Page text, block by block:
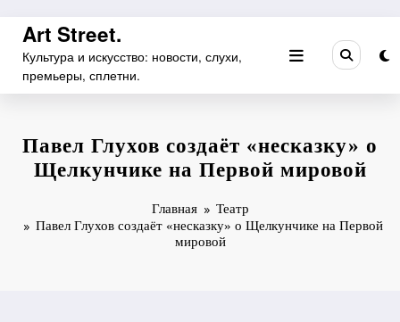
Перейти
содержимому
Art Street.
Культура и искусство: новости, слухи,
премьеры, сплетни.
Павел Глухов создаёт «несказку» о
Щелкунчике на Первой мировой
Главная
Театр
Павел Глухов создаёт «несказку» о Щелкунчике на Первой
мировой